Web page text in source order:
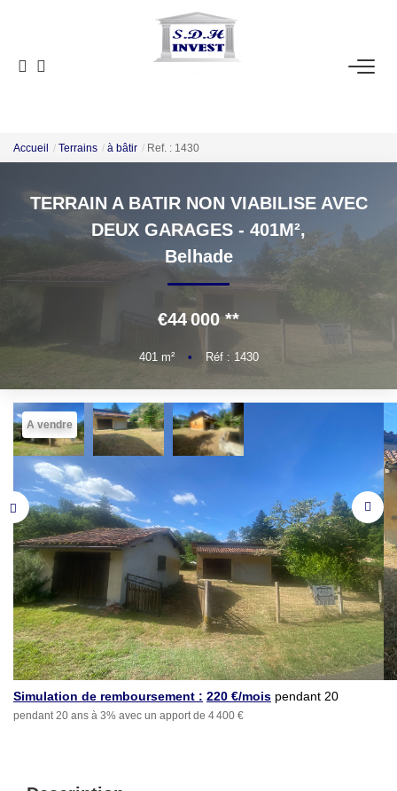
ACCUEIL
NOTRE AGENCE
ESTIMATION
NOS OUTILS
CONTACT
EN
Accueil Terrains à bâtir Ref. : 1430
TERRAIN A BATIR NON VIABILISE AVEC
DEUX GARAGES - 401M²,
Belhade
€44 000**
401 m² • Réf : 1430
A vendre
Simulation de remboursement : 220 €/mois pendant 20
ans à 3% avec un apport
pendant 20 ans à 3% avec un apport de 4 400 €